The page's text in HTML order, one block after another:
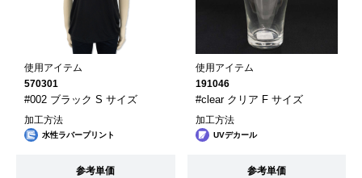
使用アイテム
570301
#002 ブラック S サイズ
加工方法
水性ラバープリント
参考単価
使用アイテム
191046
#clear クリア F サイズ
加工方法
UVデカール
参考単価